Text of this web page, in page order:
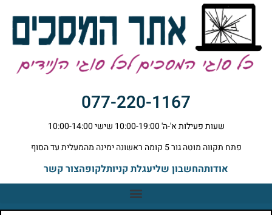
077-220-1167
שעות פעילות א'-ה' 10:00-19:00 שישי 10:00-14:00
פתח תקווה מוטה גור 5 קומה ראשונה ימינה מהמעלית עד הסוף
אודותהחשבון שליעגלת קניותלקופהצור קשר